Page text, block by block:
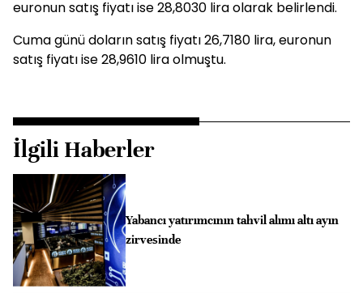
euronun satış fiyatı ise 28,8030 lira olarak belirlendi.
Cuma günü doların satış fiyatı 26,7180 lira, euronun
satış fiyatı ise 28,9610 lira olmuştu.
İlgili Haberler
Yabancı yatırımcının tahvil alımı altı ayın
zirvesinde